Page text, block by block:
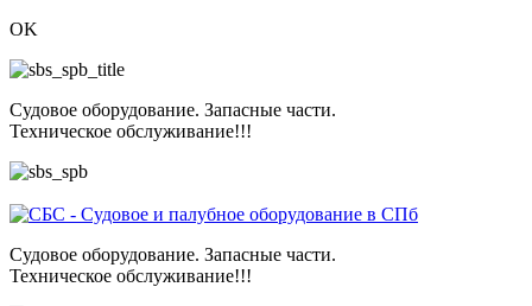
OK
Судовое оборудование. Запасные части.
Техническое обслуживание!!!
Судовое оборудование. Запасные части.
Техническое обслуживание!!!